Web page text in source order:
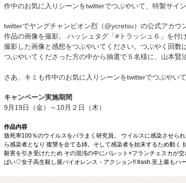
作中のお気に入りシーンをtwitterでつぶやいて、特製サイ
twitterでヤングチャンピオン烈（@ycretsu）の公式アカウ
作品の画像を撮影。 ハッシュタグ「#トラッシュ６ 」を付
撮影した画像と感想をつぶやいてください。つぶやく回数
つぶやいてくださった方の中から抽選で５名様に、山本賢
さあ、キミも作中のお気に入りシーンをtwitterでつぶやい
キャンペーン実施期間
9月19日（金）～10月２日（木）
作品内容
致死率100％のウイルスをバラまく研究員。 ウイルスに感染させら
ら感染者となり 復讐を企てる姉。そして感染者を始末するため動
殺害を引き受けたため その混沌の中にバレット×フランチェスカが
ぱい♡女子高生殺し屋バイオレンス・アクション!! trash.至上最もハ